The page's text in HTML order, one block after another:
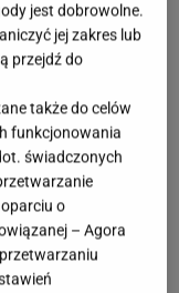
jest dobrowolne.
jej zakres lub
przejdź do
także do celów
funkcjonowania
świadczonych
o
– Agora